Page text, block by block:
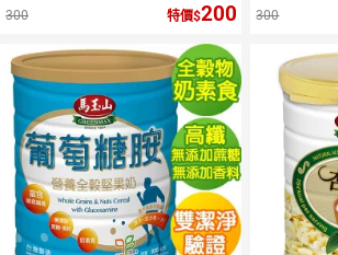
300
特價 200
300